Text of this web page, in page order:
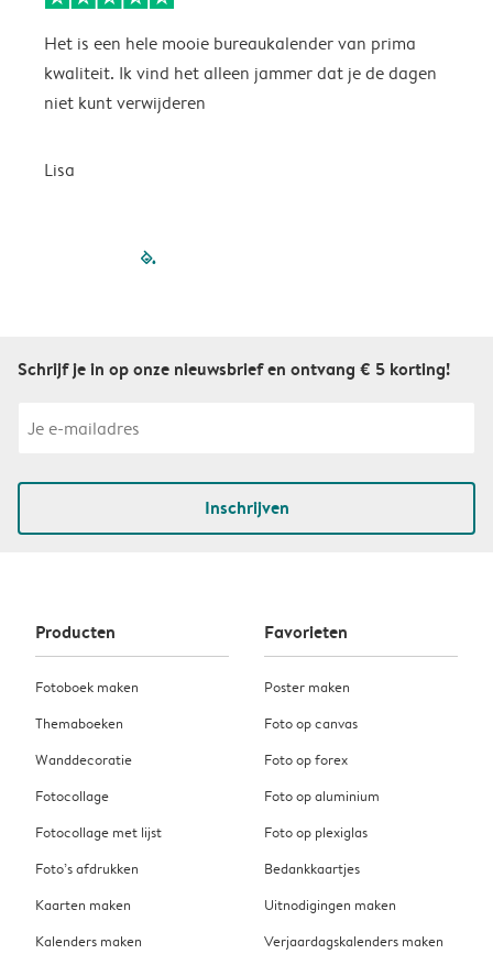
Het is een hele mooie bureaukalender van prima
kwaliteit. Ik vind het alleen jammer dat je de dagen
niet kunt verwijderen
Lisa
filled-pagination
Schrijf je in op onze nieuwsbrief en ontvang € 5 korting!
Inschrijven
Producten
Fotoboek maken
Themaboeken
Wanddecoratie
Fotocollage
Fotocollage met lijst
Foto’s afdrukken
Kaarten maken
Kalenders maken
Favorieten
Poster maken
Foto op canvas
Foto op forex
Foto op aluminium
Foto op plexiglas
Bedankkaartjes
Uitnodigingen maken
Verjaardagskalenders maken